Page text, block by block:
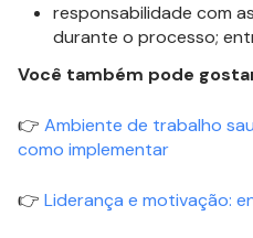
responsabilidade com
durante o processo;
Você também pode
👉 Ambiente de trabalho
como implementar
👉 Liderança e motivação: